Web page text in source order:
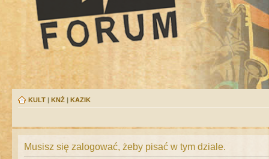
KULT | KNŻ | KAZIK
Musisz się zalogować, żeby pisać w tym dziale.